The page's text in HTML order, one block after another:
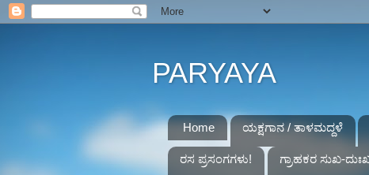
PARYAYA
Home ಯಕ್ಷಗಾನ / ತಾಳಮದ್ದಳೆ
ರಸ ಪ್ರಸಂಗಗಳು! ಗ್ರಾಹಕರ ಸುಖ-